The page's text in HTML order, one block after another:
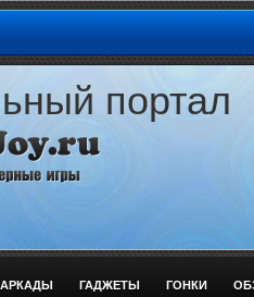
портал
АРКАДЫ ГАДЖЕТЫ ГОНКИ